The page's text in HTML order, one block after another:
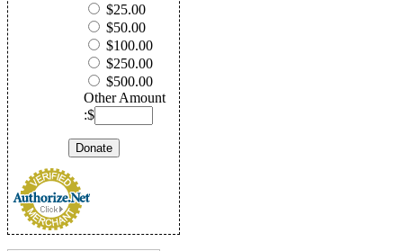
$25.00
$50.00
$100.00
$250.00
$500.00
Other Amount
:$